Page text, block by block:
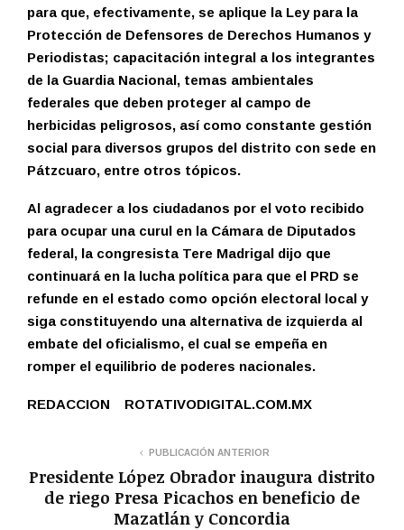
para que, efectivamente, se aplique la Ley para la
Protección de Defensores de Derechos Humanos y
Periodistas; capacitación integral a los integrantes
de la Guardia Nacional, temas ambientales
federales que deben proteger al campo de
herbicidas peligrosos, así como constante gestión
social para diversos grupos del distrito con sede en
Pátzcuaro, entre otros tópicos.
Al agradecer a los ciudadanos por el voto recibido
para ocupar una curul en la Cámara de Diputados
federal, la congresista Tere Madrigal dijo que
continuará en la lucha política para que el PRD se
refunde en el estado como opción electoral local y
siga constituyendo una alternativa de izquierda al
embate del oficialismo, el cual se empeña en
romper el equilibrio de poderes nacionales.
REDACCION ROTATIVODIGITAL.COM.MX
PUBLICACIÓN ANTERIOR
Presidente López Obrador inaugura distrito
de riego Presa Picachos en beneficio de
Mazatlán y Concordia